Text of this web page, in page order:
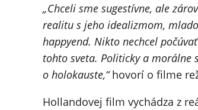
„Chceli sme sugestívne, ale
realitu s jeho idealizmom,
happyend. Nikto nechcel
tohto sveta. Politicky a morálne
o holokauste,“hovorí o filme
Hollandovej film vychádza z